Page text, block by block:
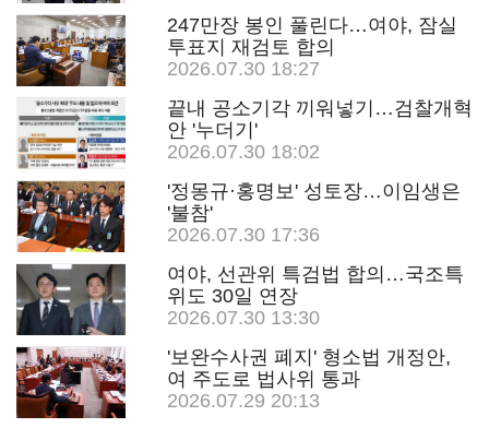
247만장 봉인 풀린다…여야, 잠실
투표지 재검토 합의
2026.07.30 18:27
끝내 공소기각 끼워넣기…검찰개혁
안 '누더기'
2026.07.30 18:02
'정몽규·홍명보' 성토장…이임생은
'불참'
2026.07.30 17:36
여야, 선관위 특검법 합의…국조특
위도 30일 연장
2026.07.30 13:30
'보완수사권 폐지' 형소법 개정안,
여 주도로 법사위 통과
2026.07.29 20:13